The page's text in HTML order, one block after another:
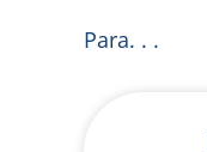
Para. . .